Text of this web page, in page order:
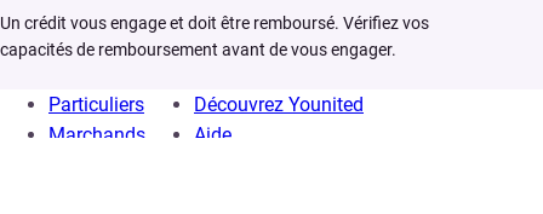
Un crédit vous engage et doit être remboursé. Vérifiez vos
capacités de remboursement avant de vous engager.
Particuliers
Marchands
Découvrez Younited
Aide